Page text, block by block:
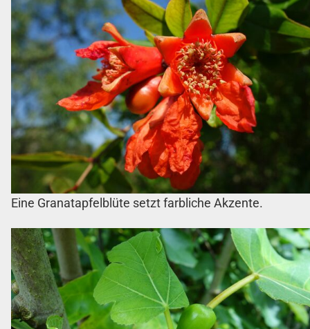
Eine Granatapfelblüte setzt farbliche Akzente.